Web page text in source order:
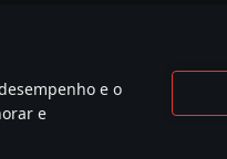
e o
e
significa participação no
are the property of their